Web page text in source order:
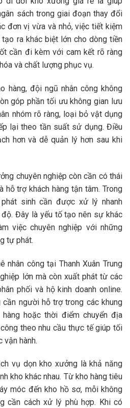
sách trong giai đoạn thay đổi
đơn vị vừa và nhỏ, việc tiết kiệm
ra khác biệt lớn cho dòng tiền
cần đi kèm với cam kết rõ ràng
và chất lượng phục vụ.
hàng, đội ngũ nhân công không
góp phần tối ưu không gian lưu
nhóm rõ ràng, loại bỏ vật dụng
lại theo tần suất sử dụng. Điều
hơn và dễ quản lý hơn sau khi
chuyên nghiệp còn cần có thái
hỗ trợ khách hàng tận tâm. Trong
sinh cần được xử lý nhanh
Đây là yếu tố tạo nên sự khác
việc chuyên nghiệp với những
tự phát.
nhân côngtại Thanh Xuân Trung
lớn mà còn xuất phát từ các
phối và hộ kinh doanh online.
người hỗ trợ trong các khung
hoặc thời điểm chuyển địa
theo nhu cầu thực tế giúp tối
vận hành.
vụ dọn kho xưởng là khả năng
kho khác nhau. Từ kho hàng tiêu
móc đến kho hồ sơ, mỗi không
cần cách xử lý phù hợp. Khi có